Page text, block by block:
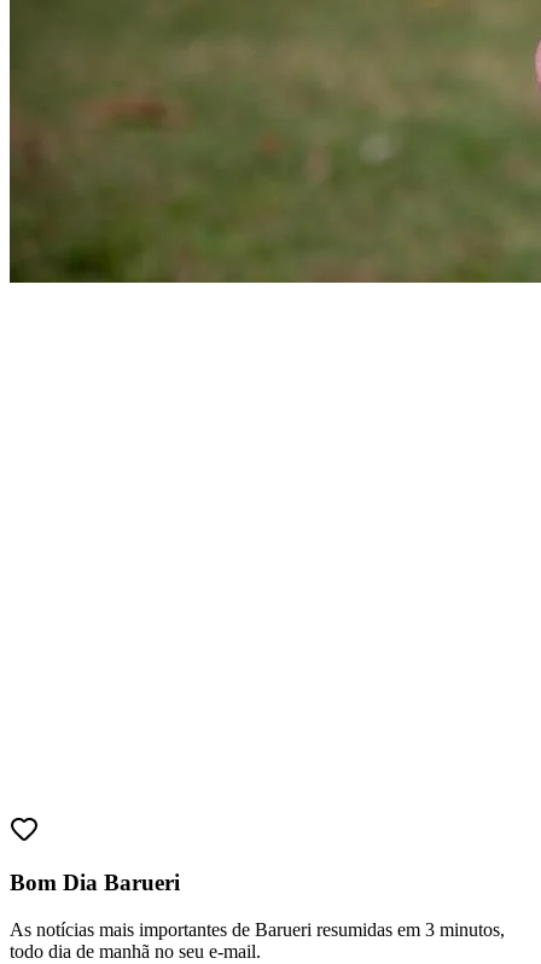
Athletico-PR
Bom Dia Barueri
As notícias mais importantes de Barueri resumidas em 3 minutos,
todo dia de manhã no seu e-mail.